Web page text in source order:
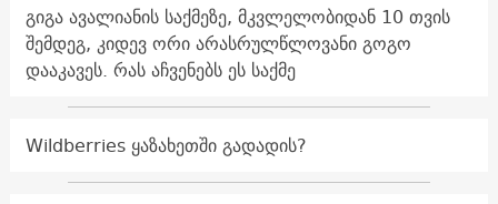
გიგა ავალიანის საქმეზე, მკვლელობიდან 10 თვის
შემდეგ, კიდევ ორი არასრულწლოვანი გოგო
დააკავეს. რას აჩვენებს ეს საქმე
Wildberries ყაზახეთში გადადის?